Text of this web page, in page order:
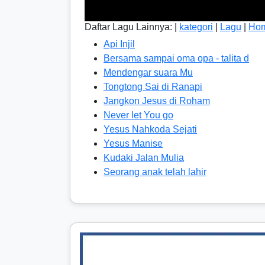
Daftar Lagu Lainnya: | kategori Lagu
Api Injil
Bersama sampai oma opa - talita d
Mendengar suara Mu
Tongtong Sai di Ranapi
Jangkon Jesus di Roham
Never let You go
Yesus Nahkoda Sejati
Yesus Manise
Kudaki Jalan Mulia
Seorang anak telah lahir